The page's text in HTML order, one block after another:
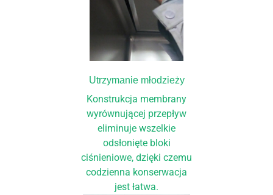
Utrzymanie młodzieży
Konstrukcja membrany
wyrównującej przepływ
eliminuje wszelkie
odsłonięte bloki
ciśnieniowe, dzięki czemu
codzienna konserwacja
jest łatwa.